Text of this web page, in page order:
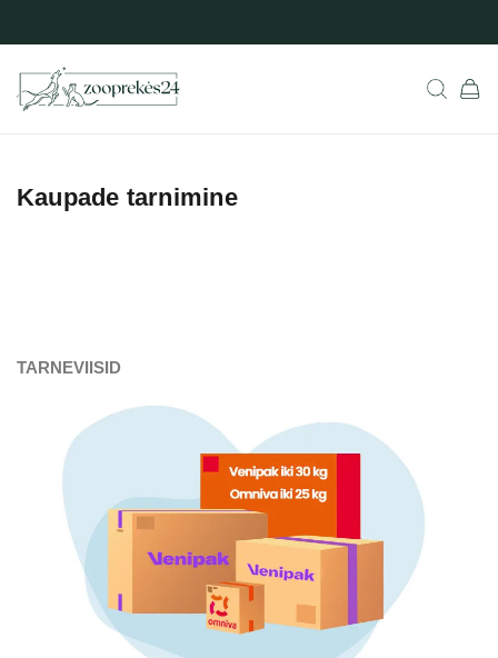
Kaupade tarnimine
TARNEVIISID